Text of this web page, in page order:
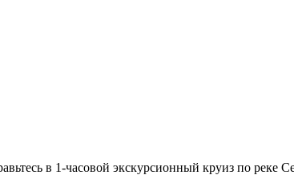
в 1-часовой экскурсионный круиз по реке